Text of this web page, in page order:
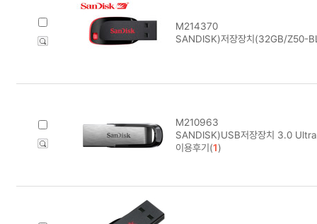
M214370
SANDISK)저장장치(32GB/Z50-
M210963
SANDISK)USB저장장치 3.0
이용후기(1)